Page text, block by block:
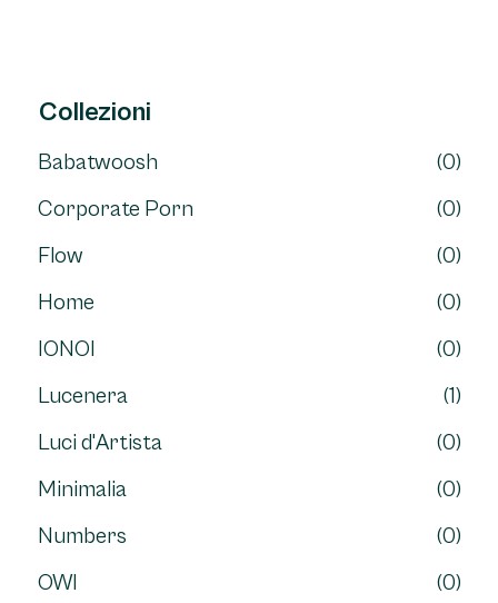
Collezioni
Babatwoosh
(0)
Corporate Porn
(0)
Flow
(0)
Home
(0)
IONOI
(0)
Lucenera
(1)
Luci d'Artista
(0)
Minimalia
(0)
Numbers
(0)
OWI
(0)